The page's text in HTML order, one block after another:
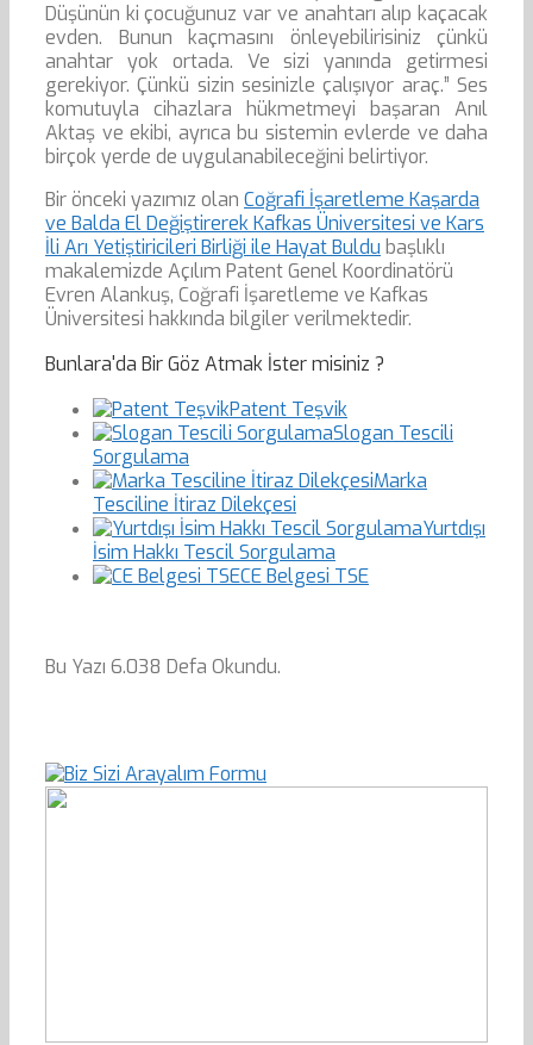
Düşünün ki çocuğunuz var ve anahtarı alıp kaçacak
evden. Bunun kaçmasını önleyebilirisiniz çünkü
anahtar yok ortada. Ve sizi yanında getirmesi
gerekiyor. Çünkü sizin sesinizle çalışıyor araç.” Ses
komutuyla cihazlara hükmetmeyi başaran Anıl
Aktaş ve ekibi, ayrıca bu sistemin evlerde ve daha
birçok yerde de uygulanabileceğini belirtiyor.
Bir önceki yazımız olan Coğrafi İşaretleme Kaşarda
ve Balda El Değiştirerek Kafkas Üniversitesi ve Kars
İli Arı Yetiştiricileri Birliği ile Hayat Buldu başlıklı
makalemizde Açılım Patent Genel Koordinatörü
Evren Alankuş, Coğrafi İşaretleme ve Kafkas
Üniversitesi hakkında bilgiler verilmektedir.
Bunlara'da Bir Göz Atmak İster misiniz ?
Patent Teşvik
Slogan Tescili
Sorgulama
Marka
Tesciline İtiraz Dilekçesi
Yurtdışı
İsim Hakkı Tescil Sorgulama
CE Belgesi TSE
Bu Yazı 6.038 Defa Okundu.